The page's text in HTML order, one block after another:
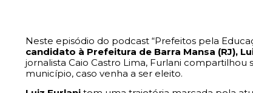
Neste episódio do podcast “Prefeitos pela
candidato à Prefeitura de Barra Mansa (RJ),
jornalista Caio Castro Lima, Furlani
município, caso venha a ser eleito.